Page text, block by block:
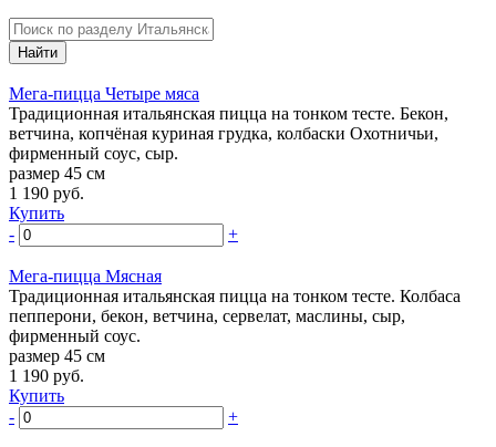
Мега-пицца Четыре мяса
Традиционная итальянская пицца на тонком тесте. Бекон,
ветчина, копчёная куриная грудка, колбаски Охотничьи,
фирменный соус, сыр.
размер 45 см
1 190 руб.
Купить
-
+
Мега-пицца Мясная
Традиционная итальянская пицца на тонком тесте. Колбаса
пепперони, бекон, ветчина, сервелат, маслины, сыр,
фирменный соус.
размер 45 см
1 190 руб.
Купить
-
+